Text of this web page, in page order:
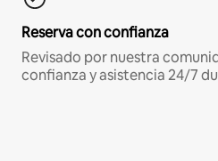
Reserva con confianza
Revisado por nuestra
confianza y asistencia 24/7